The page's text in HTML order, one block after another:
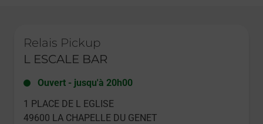
Relais Pickup
L ESCALE BAR
Ouvert - jusqu'à 20h00
1 PLACE DE L EGLISE
49600 LA CHAPELLE DU GENET